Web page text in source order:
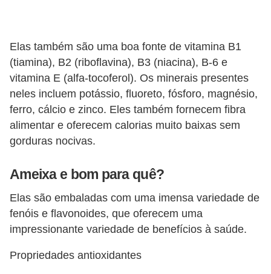
Elas também são uma boa fonte de vitamina B1
(tiamina), B2 (riboflavina), B3 (niacina), B-6 e
vitamina E (alfa-tocoferol). Os minerais presentes
neles incluem potássio, fluoreto, fósforo, magnésio,
ferro, cálcio e zinco. Eles também fornecem fibra
alimentar e oferecem calorias muito baixas sem
gorduras nocivas.
Ameixa e bom para quê?
Elas são embaladas com uma imensa variedade de
fenóis e flavonoides, que oferecem uma
impressionante variedade de benefícios à saúde.
Propriedades antioxidantes
r
o
s